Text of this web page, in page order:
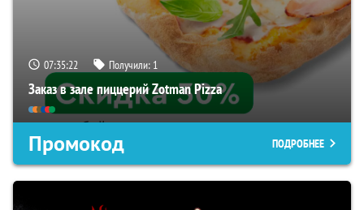
07:35:21 Получили: 1
Заказ в зале пиццерий Zotman Pizza
Промокод ПОДРОБНЕЕ